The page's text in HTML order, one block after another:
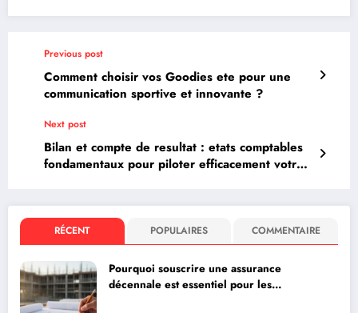
Previous post
Comment choisir vos Goodies ete pour une
communication sportive et innovante ?
Next post
Bilan et compte de resultat : etats comptables
fondamentaux pour piloter efficacement votre
RÉCENT POPULAIRES COMMENTAIRE
Pourquoi souscrire une assurance
décennale est essentiel pour les